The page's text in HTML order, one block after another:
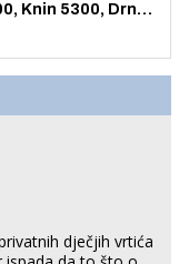
Knin 5300, Drniš
dječjih vrtića